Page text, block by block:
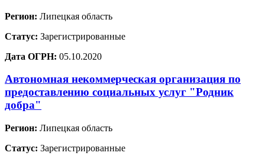
Регион: Липецкая область
Статус: Зарегистрированные
Дата ОГРН: 05.10.2020
Автономная некоммерческая организация по
предоставлению социальных услуг "Родник
добра"
Регион: Липецкая область
Статус: Зарегистрированные